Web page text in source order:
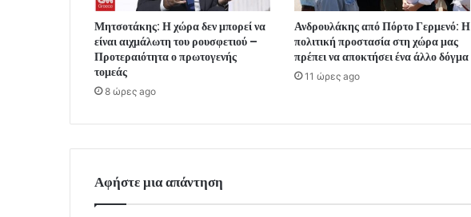
Μητσοτάκης: Η χώρα δεν μπορεί να
είναι αιχμάλωτη του ρουσφετιού –
Προτεραιότητα ο πρωτογενής
τομεάς
8 ώρες ago
Ανδρουλάκης από Πόρτο Γερμενό: Η
πολιτική προστασία στη χώρα μας
πρέπει να αποκτήσει ένα άλλο δόγμα
11 ώρες ago
Αφήστε μια απάντηση